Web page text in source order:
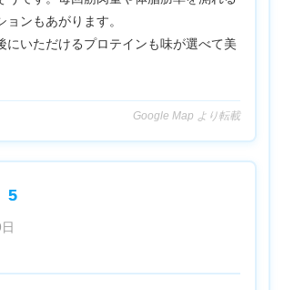
ンもあがります。
にいただけるプロテインも味が選べて美
Google Map より転載
5